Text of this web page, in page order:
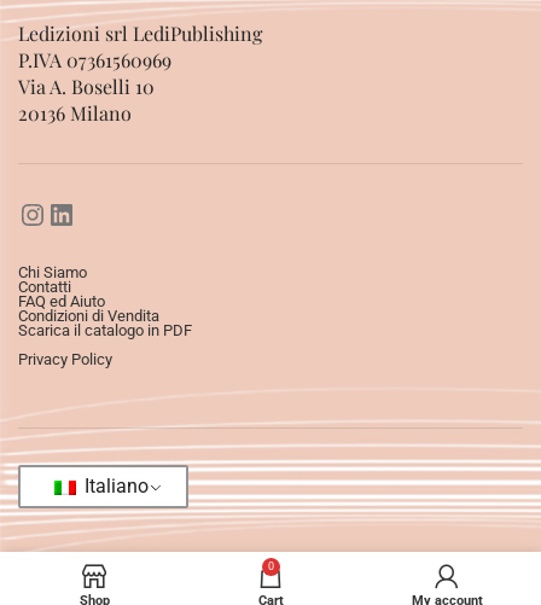
Ledizioni srl LediPublishing
P.IVA 07361560969
Via A. Boselli 10
20136 Milano
Chi Siamo
Contatti
FAQ ed Aiuto
Condizioni di Vendita
Scarica il catalogo in PDF
Privacy Policy
Italiano
Shop
0
Cart My account